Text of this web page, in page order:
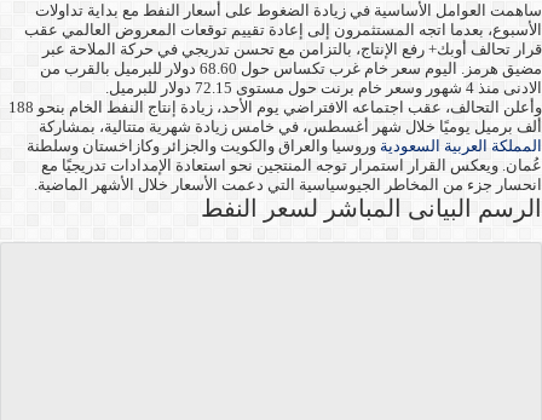
ساهمت العوامل الأساسية في زيادة الضغوط على أسعار النفط مع بداية تداولات
الأسبوع، بعدما اتجه المستثمرون إلى إعادة تقييم توقعات المعروض العالمي عقب
قرار تحالف أوبك+ رفع الإنتاج، بالتزامن مع تحسن تدريجي في حركة الملاحة عبر
مضيق هرمز. اليوم سعر خام غرب تكساس حول 68.60 دولار للبرميل بالقرب من
الادنى منذ 4 شهور وسعر خام برنت حول مستوى 72.15 دولار للبرميل.
وأعلن التحالف، عقب اجتماعه الافتراضي يوم الأحد، زيادة إنتاج النفط الخام بنحو 188
ألف برميل يوميًا خلال شهر أغسطس، في خامس زيادة شهرية متتالية، بمشاركة
المملكة العربية السعودية وروسيا والعراق والكويت والجزائر وكازاخستان وسلطنة
عُمان. ويعكس القرار استمرار توجه المنتجين نحو استعادة الإمدادات تدريجيًا مع
انحسار جزء من المخاطر الجيوسياسية التي دعمت الأسعار خلال الأشهر الماضية.
الرسم البيانى المباشر لسعر النفط